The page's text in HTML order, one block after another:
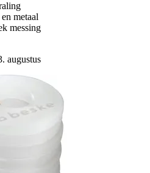
metaal
messing
augustus